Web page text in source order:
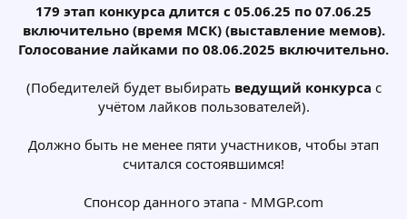
179 этап конкурса длится с 05.06.25 по 07.06.25
включительно (время МСК) (выставление мемов).
Голосование лайками по 08.06.2025 включительно.
(Победителей будет выбирать ведущий конкурса с
учётом лайков пользователей).
Должно быть не менее пяти участников, чтобы этап
считался состоявшимся!
Спонсор данного этапа - MMGP.com